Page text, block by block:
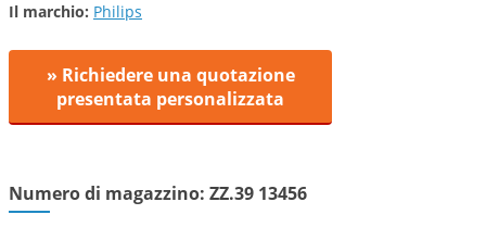
Il marchio: Philips
» Richiedere una quotazione
presentata personalizzata
Numero di magazzino: ZZ.39 13456